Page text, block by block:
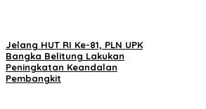
Jelang HUT RI Ke-81, PLN UPK
Bangka Belitung Lakukan
Peningkatan Keandalan
Pembangkit